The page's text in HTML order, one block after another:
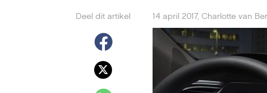
Deel dit artikel 14 april 2017,Charlotte van